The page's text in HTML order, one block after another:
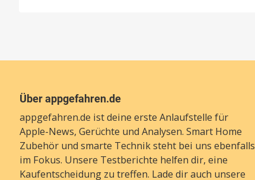
Über appgefahren.de
appgefahren.de ist deine erste Anlaufstelle für
Apple-News, Gerüchte und Analysen. Smart Home
Zubehör und smarte Technik steht bei uns ebenfalls
im Fokus. Unsere Testberichte helfen dir, eine
Kaufentscheidung zu treffen. Lade dir auch unsere